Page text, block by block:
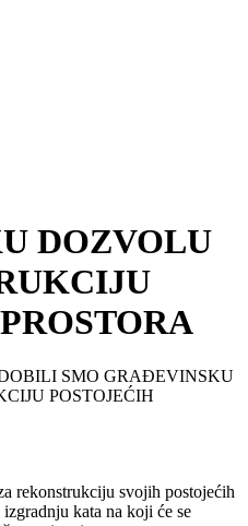
DOZVOLU
SMO GRAĐEVINSKU
POSTOJEĆIH
rekonstrukciju svojih postojećih
kata na koji će se